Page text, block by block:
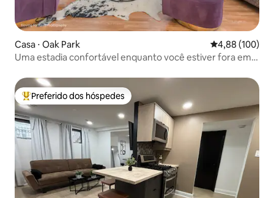
Casa ⋅ Oak Park 4,88 de uma
4,88 (100)
Uma estadia confortável enquanto você estiver fora em
Entre os melhores preferidos dos hóspedes
Preferido dos hóspedes